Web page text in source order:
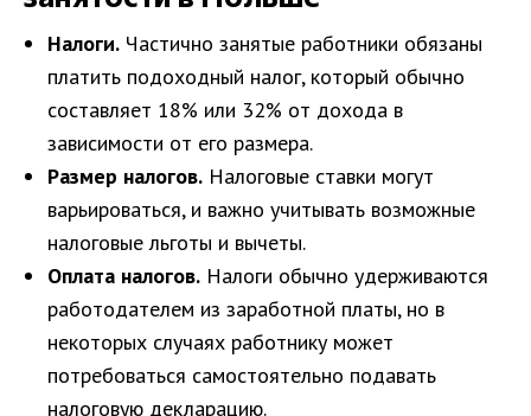
Налоги. Частично занятые работники обязаны
платить подоходный налог, который обычно
составляет 18% или 32% от дохода в
зависимости от его размера.
Размер налогов. Налоговые ставки могут
варьироваться, и важно учитывать возможные
налоговые льготы и вычеты.
Оплата налогов. Налоги обычно удерживаются
работодателем из заработной платы, но в
некоторых случаях работнику может
потребоваться самостоятельно подавать
налоговую декларацию.